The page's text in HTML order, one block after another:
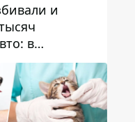
и
в
двух